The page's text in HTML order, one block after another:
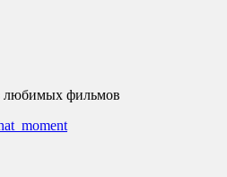
любимых фильмов